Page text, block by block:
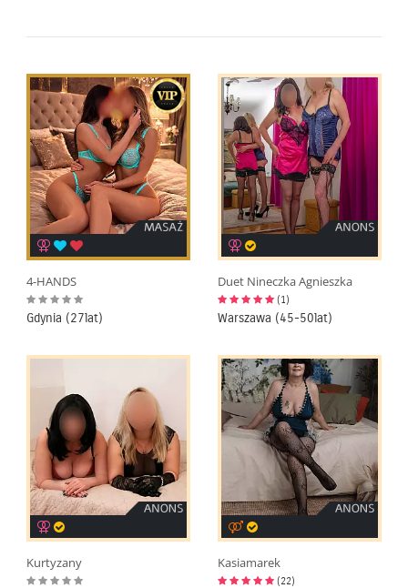
4-HANDS
Gdynia (27lat)
Duet Nineczka Agnieszka
(1)
Warszawa (45-50lat)
Kurtyzany Kasiamarek
(22)